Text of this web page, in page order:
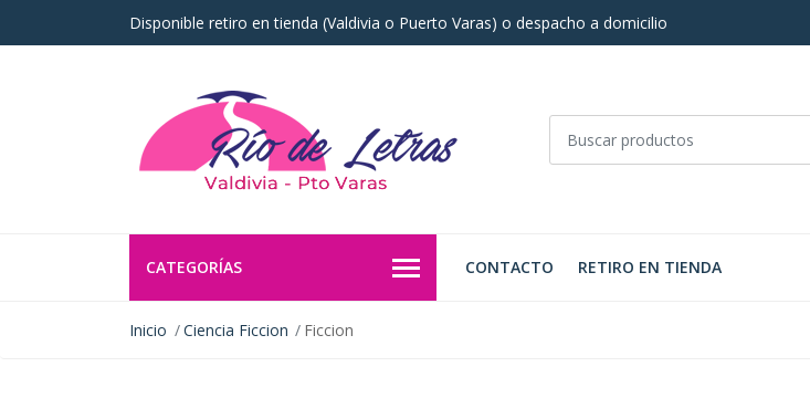
Disponible retiro en tienda (Valdivia o Puerto Varas) o despacho a domicilio
CATEGORÍAS CONTACTO RETIRO EN TIENDA
Inicio Ciencia Ficcion Ficcion